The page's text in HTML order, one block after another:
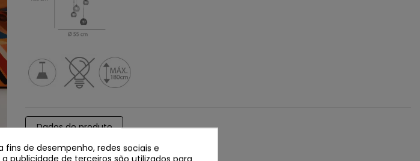
Dados do produto
de desempenho, redes sociais e